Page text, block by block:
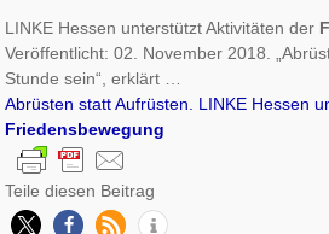
LINKE Hessen unterstützt Aktivitäten der
Veröffentlicht: 02. November 2018.
Stunde sein“, erklärt …
Abrüsten statt Aufrüsten. LINKE Hessen
Friedensbewegung
Teile diesen Beitrag